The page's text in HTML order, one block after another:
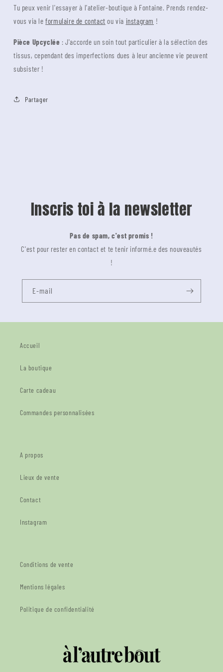
Tu peux venir l'essayer à l'atelier-boutique à Fontaine. Prends rendez-
vous via leformulaire de contact ou via instagram !
Pièce Upcyclée : J'accorde un soin tout particulier à la sélection des
tissus, cependant des imperfections dues à leur ancienne vie peuvent
subsister !
Partager
Inscris toi à la newsletter
Pas de spam, c'est promis !
C'est pour rester en contact et te tenir informé.e des nouveautés
!
E-mail
Accueil
La boutique
Carte cadeau
Commandes personnalisées
A propos
Lieux de vente
Contact
Instagram
Conditions de vente
Mentions légales
Politique de confidentialité